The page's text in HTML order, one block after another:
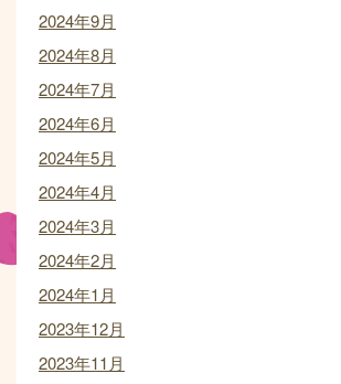
2024年9月
2024年8月
2024年7月
2024年6月
2024年5月
2024年4月
2024年3月
2024年2月
2024年1月
2023年12月
2023年11月